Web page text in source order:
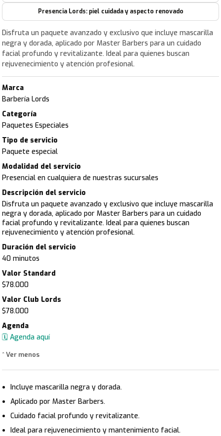
Presencia Lords: piel cuidada y aspecto renovado
Disfruta un paquete avanzado y exclusivo que incluye mascarilla
negra y dorada, aplicado por Master Barbers para un cuidado
facial profundo y revitalizante. Ideal para quienes buscan
rejuvenecimiento y atención profesional.
Marca
Barbería Lords
Categoría
Paquetes Especiales
Tipo de servicio
Paquete especial
Modalidad del servicio
Presencial en cualquiera de nuestras sucursales
Descripción del servicio
Disfruta un paquete avanzado y exclusivo que incluye mascarilla
negra y dorada, aplicado por Master Barbers para un cuidado
facial profundo y revitalizante. Ideal para quienes buscan
rejuvenecimiento y atención profesional.
Duración del servicio
40 minutos
Valor Standard
$78.000
Valor Club Lords
$78.000
Agenda
🗓️ Agenda aquí
^ Ver menos
Incluye mascarilla negra y dorada.
Aplicado por Master Barbers.
Cuidado facial profundo y revitalizante.
Ideal para rejuvenecimiento y mantenimiento facial.